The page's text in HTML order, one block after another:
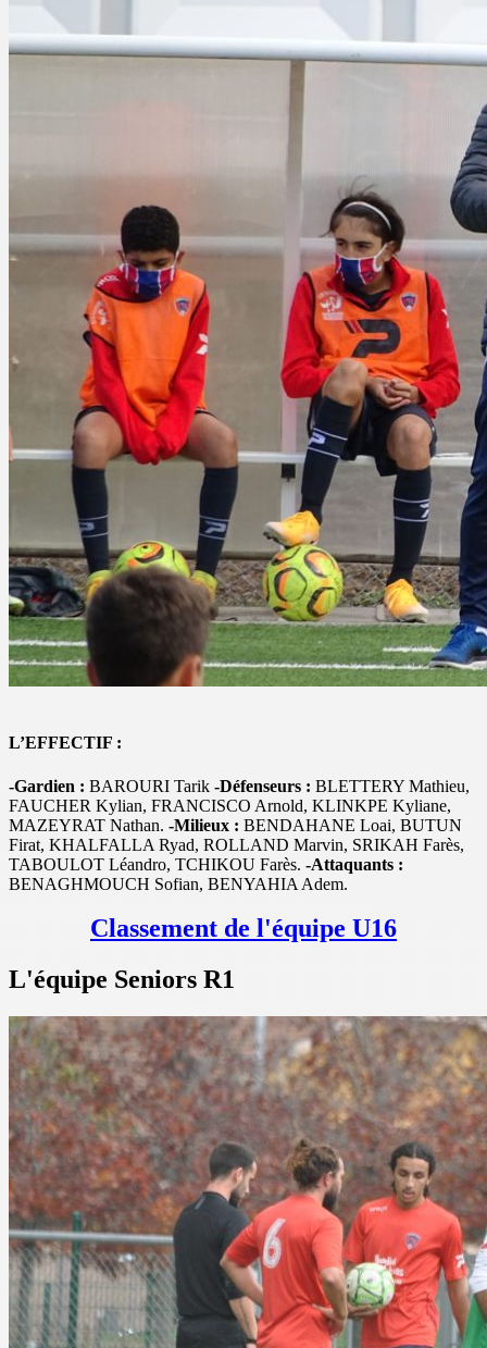
L’EFFECTIF :
-Gardien : BAROURI Tarik -Défenseurs : BLETTERY Mathieu,
FAUCHER Kylian, FRANCISCO Arnold, KLINKPE Kyliane,
MAZEYRAT Nathan. -Milieux : BENDAHANE Loai, BUTUN
Firat, KHALFALLA Ryad, ROLLAND Marvin, SRIKAH Farès,
TABOULOT Léandro, TCHIKOU Farès. -Attaquants :
BENAGHMOUCH Sofian, BENYAHIA Adem.
Classement de l'équipe U16
L'équipe Seniors R1